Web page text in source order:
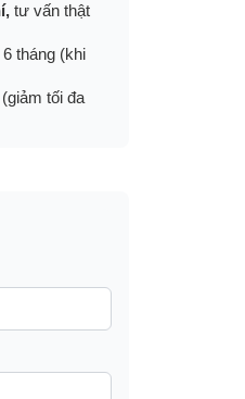
tư vấn thật
tháng (khi
tối đa